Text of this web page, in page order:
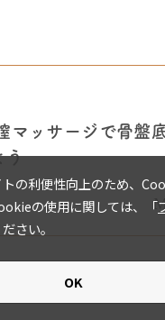
マッサージで骨盤
う